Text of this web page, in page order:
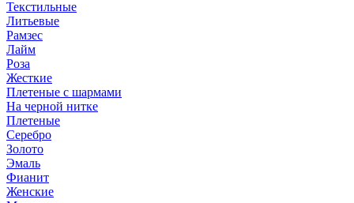
Текстильные
Литьевые
Рамзес
Лайм
Роза
Жесткие
Плетеные с шармами
На черной нитке
Плетеные
Серебро
Золото
Эмаль
Фианит
Женские